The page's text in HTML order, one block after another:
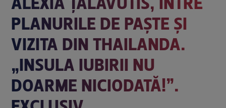
PLANURILE DE PAȘTE ȘI
VIZITA DIN THAILANDA.
„INSULA IUBIRII NU
DOARME NICIODATĂ!”.